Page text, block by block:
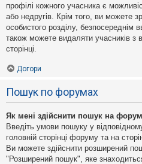
профілі кожного учасника є
або недругів. Крім того, ви можете
особистого розділу, безпосереднім
також можете видаляти учасників з
сторінці.
Догори
Пошук по форумах
Як мені здійснити пошук на
Введіть умови пошуку у
головній сторінці форуму та на
Ви можете здійснити розширений
"Розширений пошук", яке